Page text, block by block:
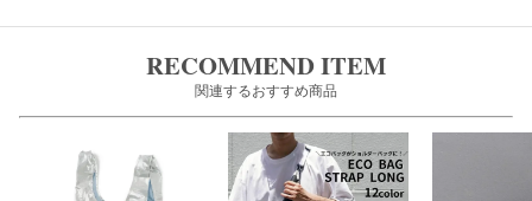
RECOMMEND ITEM
関連するおすすめ商品